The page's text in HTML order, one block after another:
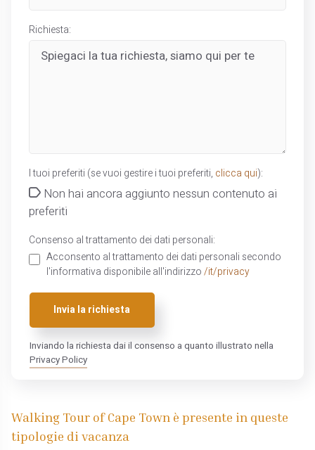
Richiesta:
I tuoi preferiti (se vuoi gestire i tuoi preferiti, clicca qui):
Non hai ancora aggiunto nessun contenuto ai
preferiti
Consenso al trattamento dei dati personali:
Acconsento al trattamento dei dati personali secondo
l'informativa disponibile all'indirizzo /it/privacy
Invia la richiesta
Inviando la richiesta dai il consenso a quanto illustrato nella
Privacy Policy
Walking Tour of Cape Town è presente in queste
tipologie di vacanza